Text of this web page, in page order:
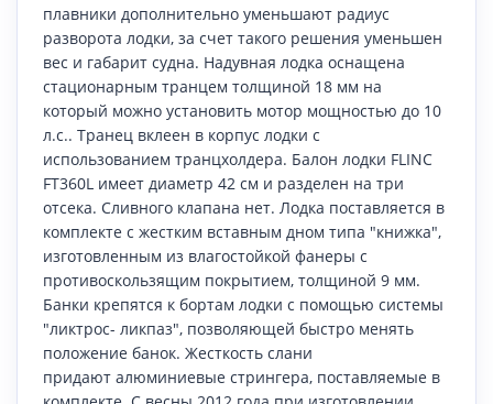
плавники дополнительно уменьшают радиус
разворота лодки, за счет такого решения уменьшен
вес и габарит судна. Надувная лодка оснащена
стационарным транцем толщиной 18 мм на
который можно установить мотор мощностью до 10
л.с.. Транец вклеен в корпус лодки с
использованием транцхолдера. Балон лодки FLINC
FT360L имеет диаметр 42 см и разделен на три
отсека. Сливного клапана нет. Лодка поставляется в
комплекте с жестким вставным дном типа "книжка",
изготовленным из влагостойкой фанеры с
противоскользящим покрытием, толщиной 9 мм.
Банки крепятся к бортам лодки с помощью системы
"ликтрос- ликпаз", позволяющей быстро менять
положение банок. Жесткость слани
придают алюминиевые стрингера, поставляемые в